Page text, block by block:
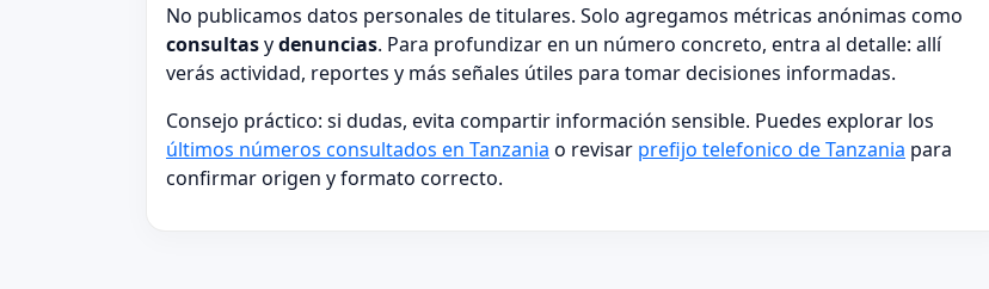
No publicamos datos personales de titulares. Solo agregamos métricas anónimas como
consultasydenuncias. Para profundizar en un número concreto, entra al detalle: allí
verás actividad, reportes y más señales útiles para tomar decisiones informadas.
Consejo práctico: si dudas, evita compartir información sensible. Puedes explorar los
últimos números consultados en Tanzania o revisar prefijo telefonico de Tanzania para
confirmar origen y formato correcto.